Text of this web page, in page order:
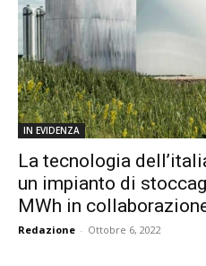
IN EVIDENZA
La tecnologia
un impianto di
MWh in
Redazione - Ottobre 6, 2022